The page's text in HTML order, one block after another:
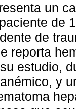
un
de
de
reporta
estudio,
y